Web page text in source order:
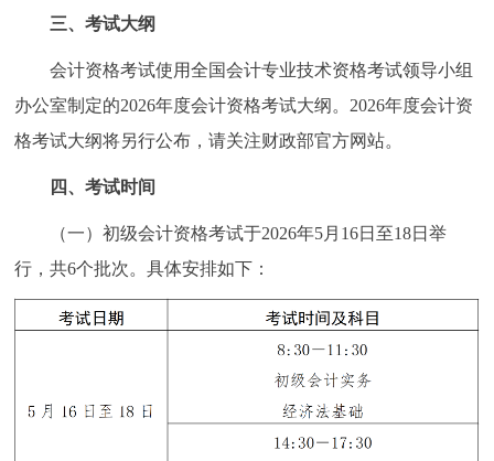
三、考试大纲
会计资格考试使用全国会计专业技术资格考试领导小组
办公室制定的2026年度会计资格考试大纲。2026年度会计资
格考试大纲将另行公布，请关注财政部官方网站。
四、考试时间
（一）初级会计资格考试于2026年5月16日至18日举
行，共6个批次。具体安排如下：